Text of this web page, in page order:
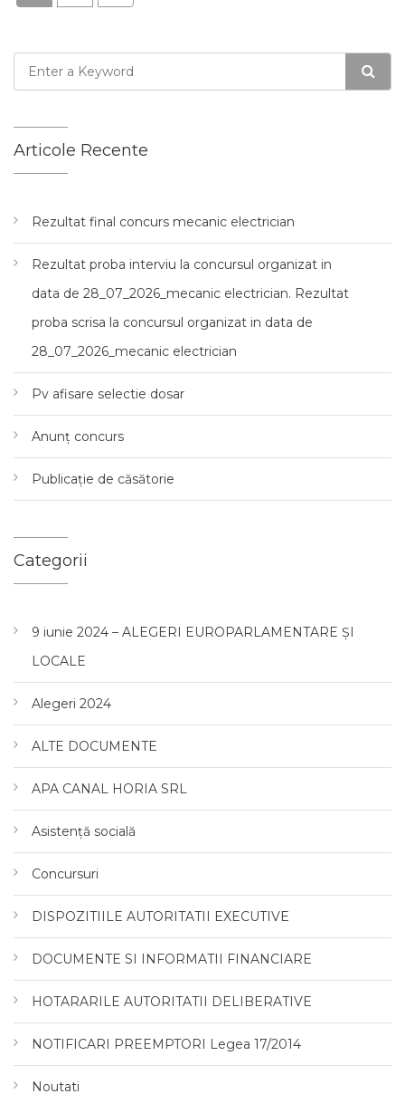
Articole Recente
Rezultat final concurs mecanic electrician
Rezultat proba interviu la concursul organizat in
data de 28_07_2026_mecanic electrician. Rezultat
proba scrisa la concursul organizat in data de
28_07_2026_mecanic electrician
Pv afisare selectie dosar
Anunț concurs
Publicație de căsătorie
Categorii
9 iunie 2024 – ALEGERI EUROPARLAMENTARE ȘI
LOCALE
Alegeri 2024
ALTE DOCUMENTE
APA CANAL HORIA SRL
Asistență socială
Concursuri
DISPOZITIILE AUTORITATII EXECUTIVE
DOCUMENTE SI INFORMATII FINANCIARE
HOTARARILE AUTORITATII DELIBERATIVE
NOTIFICARI PREEMPTORI Legea 17/2014
Noutati